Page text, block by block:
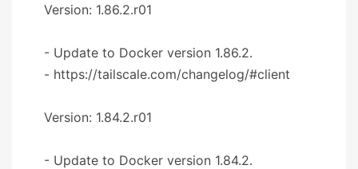
Version: 1.86.2.r01
- Update to Docker version 1.86.2.
- https://tailscale.com/changelog/#client
Version: 1.84.2.r01
- Update to Docker version 1.84.2.